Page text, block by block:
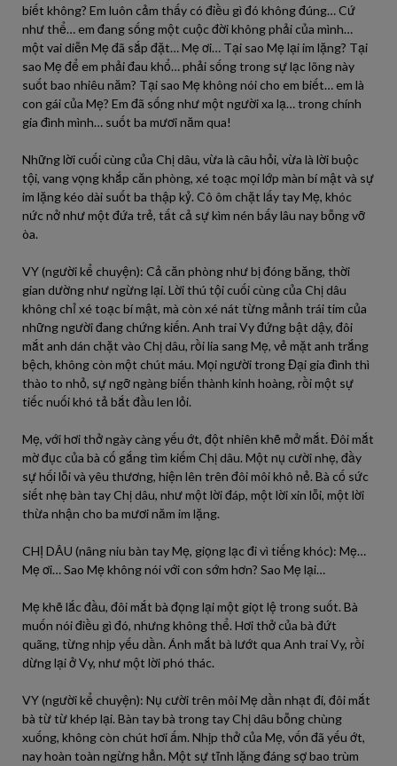
biết không? Em luôn cảm thấy có điều gì đó không đúng… Cứ
như thể… em đang sống một cuộc đời không phải của mình…
một vai diễn Mẹ đã sắp đặt… Mẹ ơi… Tại sao Mẹ lại im lặng? Tại
sao Mẹ để em phải đau khổ… phải sống trong sự lạc lõng này
suốt bao nhiêu năm? Tại sao Mẹ không nói cho em biết… em là
con gái của Mẹ? Em đã sống như một người xa lạ… trong chính
gia đình mình… suốt ba mươi năm qua!
Những lời cuối cùng của Chị dâu, vừa là câu hỏi, vừa là lời buộc
tội, vang vọng khắp căn phòng, xé toạc mọi lớp màn bí mật và sự
im lặng kéo dài suốt ba thập kỷ. Cô ôm chặt lấy tay Mẹ, khóc
nức nở như một đứa trẻ, tất cả sự kìm nén bấy lâu nay bỗng vỡ
òa.
VY (người kể chuyện): Cả căn phòng như bị đóng băng, thời
gian dường như ngừng lại. Lời thú tội cuối cùng của Chị dâu
không chỉ xé toạc bí mật, mà còn xé nát từng mảnh trái tim của
những người đang chứng kiến. Anh trai Vy đứng bật dậy, đôi
mắt anh dán chặt vào Chị dâu, rồi lia sang Mẹ, vẻ mặt anh trắng
bệch, không còn một chút máu. Mọi người trong Đại gia đình thì
thào to nhỏ, sự ngỡ ngàng biến thành kinh hoàng, rồi một sự
tiếc nuối khó tả bắt đầu len lỏi.
Mẹ, với hơi thở ngày càng yếu ớt, đột nhiên khẽ mở mắt. Đôi mắt
mờ đục của bà cố gắng tìm kiếm Chị dâu. Một nụ cười nhẹ, đầy
sự hối lỗi và yêu thương, hiện lên trên đôi môi khô nẻ. Bà cố sức
siết nhẹ bàn tay Chị dâu, như một lời đáp, một lời xin lỗi, một lời
thừa nhận cho ba mươi năm im lặng.
CHỊ DÂU (nâng niu bàn tay Mẹ, giọng lạc đi vì tiếng khóc): Mẹ…
Mẹ ơi… Sao Mẹ không nói với con sớm hơn? Sao Mẹ lại…
Mẹ khẽ lắc đầu, đôi mắt bà đọng lại một giọt lệ trong suốt. Bà
muốn nói điều gì đó, nhưng không thể. Hơi thở của bà đứt
quãng, từng nhịp yếu dần. Ánh mắt bà lướt qua Anh trai Vy, rồi
dừng lại ở Vy, như một lời phó thác.
VY (người kể chuyện): Nụ cười trên môi Mẹ dần nhạt đi, đôi mắt
bà từ từ khép lại. Bàn tay bà trong tay Chị dâu bỗng chùng
xuống, không còn chút hơi ấm. Nhịp thở của Mẹ, vốn đã yếu ớt,
nay hoàn toàn ngừng hẳn. Một sự tĩnh lặng đáng sợ bao trùm